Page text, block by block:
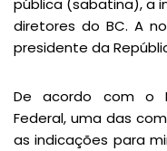
pública (sabatina), a
diretores do BC. A
presidente da
De acordo com o
Federal, uma das
as indicações para